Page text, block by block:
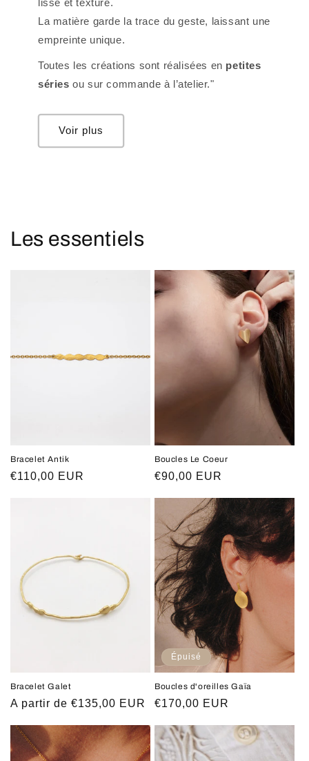
La matière garde la trace du geste, laissant une
empreinte unique.
Toutes les créations sont réalisées en petites
séries ou sur commande à l’atelier."
Voir plus
Les essentiels
Bracelet Antik
Prix
€110,00 EUR
Boucles Le Coeur
Prix
€90,00 EUR
Bracelet Galet
Prix
A partir de €135,00 EUR
Épuisé
Boucles d'oreilles Gaïa
Prix
€170,00 EUR